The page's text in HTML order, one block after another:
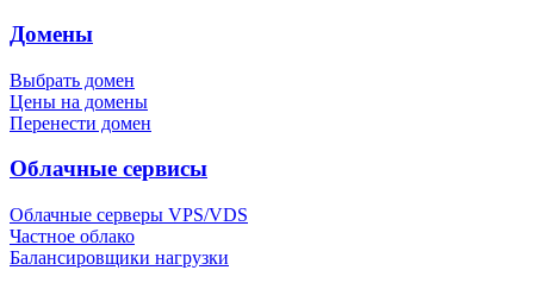
Домены
Выбрать домен
Цены на домены
Перенести домен
Облачные сервисы
Облачные серверы VPS/VDS
Частное облако
Балансировщики нагрузки